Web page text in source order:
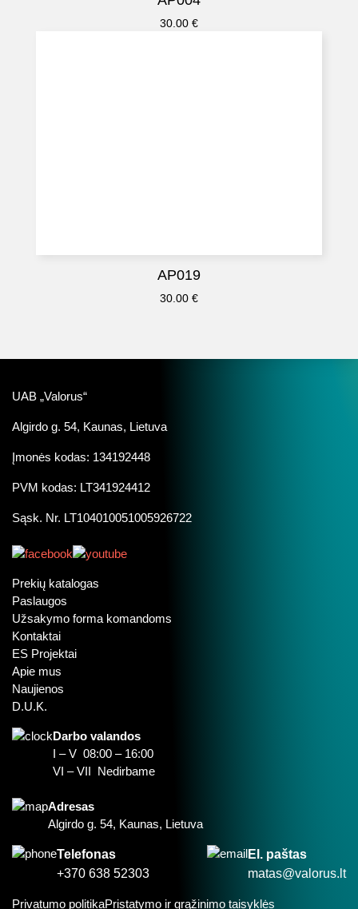
30.00 €
AP019
30.00 €
UAB „Valorus“
Algirdo g. 54, Kaunas, Lietuva
Įmonės kodas: 134192448
PVM kodas: LT341924412
Sąsk. Nr. LT104010051005926722
Prekių katalogas
Paslaugos
Užsakymo forma komandoms
Kontaktai
ES Projektai
Apie mus
Naujienos
D.U.K.
Darbo valandos
I – V 08:00 – 16:00
VI – VII Nedirbame
Adresas
Algirdo g. 54, Kaunas, Lietuva
Telefonas
+370 638 52303
El. paštas
matas@valorus.lt
Privatumo politikaPristatymo ir grąžinimo taisyklės